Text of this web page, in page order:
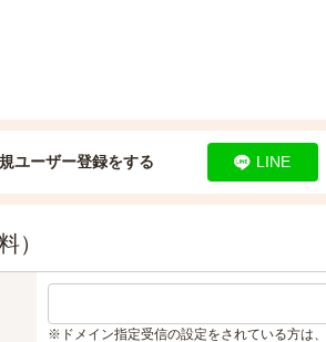
ユーザー登録をする LINE
）
※ドメイン指定受信の設定をされている方は、